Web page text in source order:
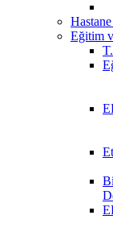
Eğitim